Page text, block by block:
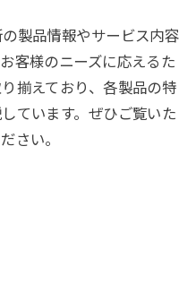
製品情報やサービス内容
客様のニーズに応えるた
揃えており、各製品の特
ています。ぜひご覧いた
さい。